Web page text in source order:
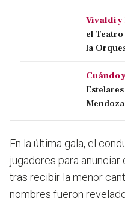
Vivaldi
el
la
Cuándo
Mendoza
En la última gala, el
jugadores para anunciar
tras recibir la menor
nombres fueron